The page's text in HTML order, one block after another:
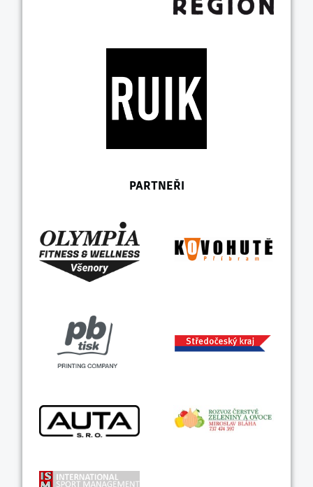
PARTNEŘI